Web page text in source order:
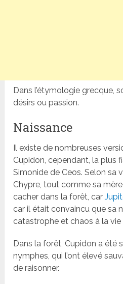
Dans l’étymologie grecque,
désirs ou passion.
Naissance
Il existe de nombreuses
Cupidon, cependant, la plus
Simonide de Ceos. Selon sa
Chypre, tout comme sa
cacher dans la forêt, car
car il était convaincu que sa
catastrophe et chaos à la vie
Dans la forêt, Cupidon a été
nymphes, qui l’ont élevé
de raisonner.